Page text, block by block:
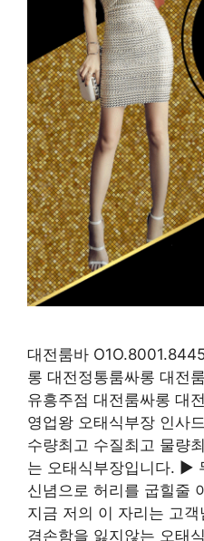
대전룸바
롱 대전정통룸싸롱 대전
유흥주점 대전룸싸롱 대
영업왕 오태식부장 인사
수량최고 수질최고 물량
는 오태식부장입니다. ▶
신념으로 허리를 굽힐줄
지금 저의 이 자리는 고
겸손함을 잃지않는 오태